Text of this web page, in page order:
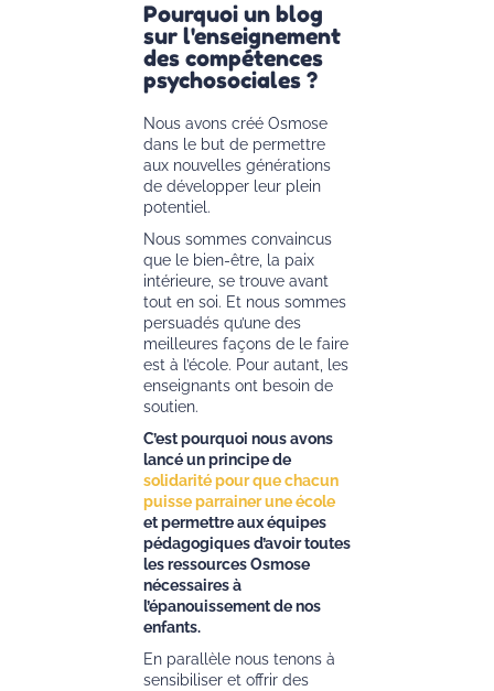
Pourquoi un blog
sur l'enseignement
des compétences
psychosociales ?
Nous avons créé Osmose
dans le but de permettre
aux nouvelles générations
de développer leur plein
potentiel.
Nous sommes convaincus
que le bien-être, la paix
intérieure, se trouve avant
tout en soi. Et nous sommes
persuadés qu’une des
meilleures façons de le faire
est à l’école. Pour autant, les
enseignants ont besoin de
soutien.
C’est pourquoi nous avons
lancé un principe de
solidarité pour que chacun
puisse parrainer une école
et permettre aux équipes
pédagogiques d’avoir toutes
les ressources Osmose
nécessaires à
l’épanouissement de nos
enfants.
En parallèle nous tenons à
sensibiliser et offrir des